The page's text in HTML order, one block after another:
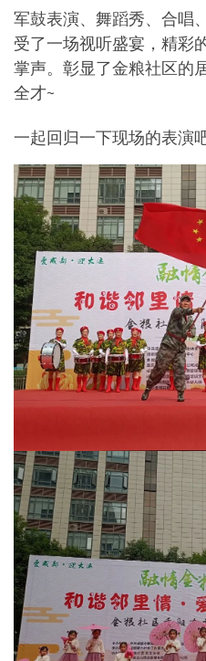
军鼓表演、舞蹈秀、合唱
受了一场视听盛宴，精彩
掌声。彰显了金粮社区的
全才~
一起回归一下现场的表演